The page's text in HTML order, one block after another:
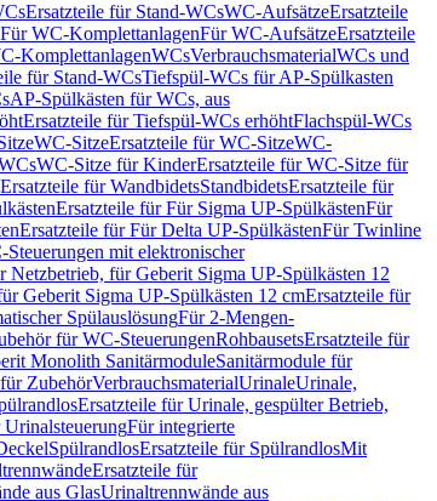
Ersatzteile für Stand-WCsWC-AufsätzeErsatzteile
WC-KomplettanlagenFür WC-AufsätzeErsatzteile
KomplettanlagenWCsVerbrauchsmaterialWCs und
für Stand-WCsTiefspül-WCs für AP-Spülkasten
AP-Spülkästen für WCs, aus
Ersatzteile für Tiefspül-WCs erhöhtFlachspül-WCs
WC-SitzeErsatzteile für WC-SitzeWC-
WC-Sitze für KinderErsatzteile für WC-Sitze für
Ersatzteile für WandbidetsStandbidetsErsatzteile für
Ersatzteile für Für Sigma UP-SpülkästenFür
Ersatzteile für Für Delta UP-SpülkästenFür Twinline
Steuerungen mit elektronischer
Netzbetrieb, für Geberit Sigma UP-Spülkästen 12
Geberit Sigma UP-Spülkästen 12 cmErsatzteile für
SpülauslösungFür 2-Mengen-
für WC-SteuerungenRohbausetsErsatzteile für
Monolith SanitärmoduleSanitärmodule für
ZubehörVerbrauchsmaterialUrinaleUrinale,
Ersatzteile für Urinale, gespülter Betrieb,
Für integrierte
SpülrandlosErsatzteile für SpülrandlosMit
Ersatzteile für
aus GlasUrinaltrennwände aus